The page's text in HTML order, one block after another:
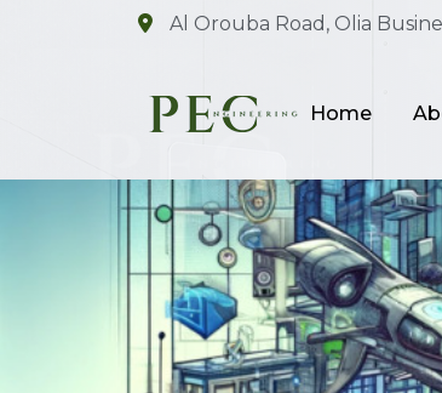
Al Orouba Road, Olia
Home